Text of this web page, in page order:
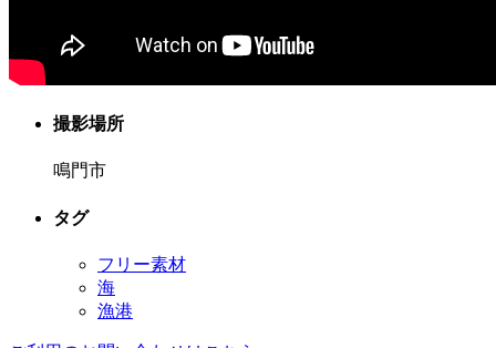
撮影場所
鳴門市
タグ
フリー素材
海
漁港